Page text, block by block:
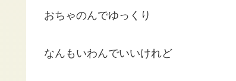
おちゃのんでゆっくり
なんもいわんでいいけれど